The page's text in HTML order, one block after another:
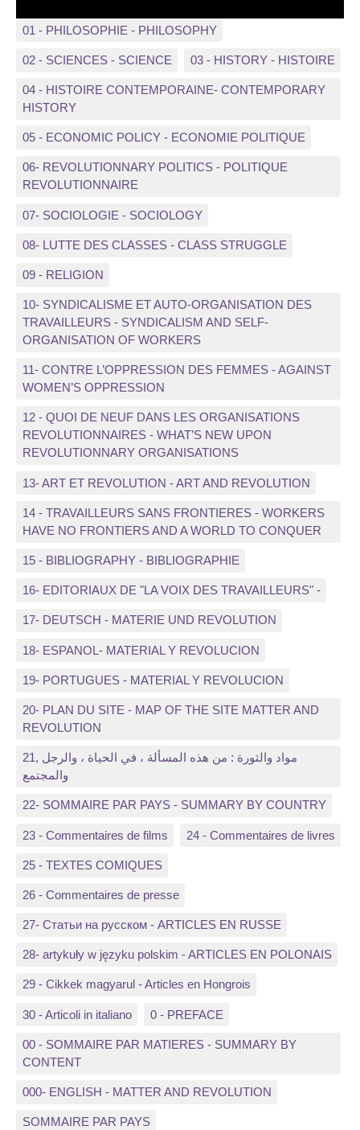
01 - PHILOSOPHIE - PHILOSOPHY
02 - SCIENCES - SCIENCE 03 - HISTORY - HISTOIRE
04 - HISTOIRE CONTEMPORAINE- CONTEMPORARY
HISTORY
05 - ECONOMIC POLICY - ECONOMIE POLITIQUE
06- REVOLUTIONNARY POLITICS - POLITIQUE
REVOLUTIONNAIRE
07- SOCIOLOGIE - SOCIOLOGY
08- LUTTE DES CLASSES - CLASS STRUGGLE
09 - RELIGION
10- SYNDICALISME ET AUTO-ORGANISATION DES
TRAVAILLEURS - SYNDICALISM AND SELF-
ORGANISATION OF WORKERS
11- CONTRE L’OPPRESSION DES FEMMES - AGAINST
WOMEN’S OPPRESSION
12 - QUOI DE NEUF DANS LES ORGANISATIONS
REVOLUTIONNAIRES - WHAT’S NEW UPON
REVOLUTIONNARY ORGANISATIONS
13- ART ET REVOLUTION - ART AND REVOLUTION
14 - TRAVAILLEURS SANS FRONTIERES - WORKERS
HAVE NO FRONTIERS AND A WORLD TO CONQUER
15 - BIBLIOGRAPHY - BIBLIOGRAPHIE
16- EDITORIAUX DE "LA VOIX DES TRAVAILLEURS" -
17- DEUTSCH - MATERIE UND REVOLUTION
18- ESPANOL- MATERIAL Y REVOLUCION
19- PORTUGUES - MATERIAL Y REVOLUCION
20- PLAN DU SITE - MAP OF THE SITE MATTER AND
REVOLUTION
21, مواد والثورة : من هذه المسألة ، في الحياة ، والرجل
والمجتمع
22- SOMMAIRE PAR PAYS - SUMMARY BY COUNTRY
23 - Commentaires de films 24 - Commentaires de livres
25 - TEXTES COMIQUES
26 - Commentaires de presse
27- Статьи на русском - ARTICLES EN RUSSE
28- artykuły w języku polskim - ARTICLES EN POLONAIS
29 - Cikkek magyarul - Articles en Hongrois
30 - Articoli in italiano 0 - PREFACE
00 - SOMMAIRE PAR MATIERES - SUMMARY BY
CONTENT
000- ENGLISH - MATTER AND REVOLUTION
SOMMAIRE PAR PAYS